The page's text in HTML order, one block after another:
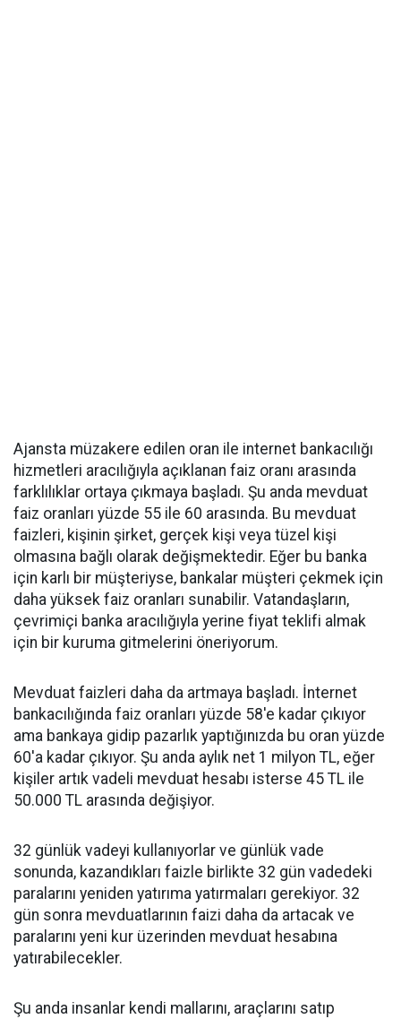
Ajansta müzakere edilen oran ile internet bankacılığı
hizmetleri aracılığıyla açıklanan faiz oranı arasında
farklılıklar ortaya çıkmaya başladı. Şu anda mevduat
faiz oranları yüzde 55 ile 60 arasında. Bu mevduat
faizleri, kişinin şirket, gerçek kişi veya tüzel kişi
olmasına bağlı olarak değişmektedir. Eğer bu banka
için karlı bir müşteriyse, bankalar müşteri çekmek için
daha yüksek faiz oranları sunabilir. Vatandaşların,
çevrimiçi banka aracılığıyla yerine fiyat teklifi almak
için bir kuruma gitmelerini öneriyorum.
Mevduat faizleri daha da artmaya başladı. İnternet
bankacılığında faiz oranları yüzde 58'e kadar çıkıyor
ama bankaya gidip pazarlık yaptığınızda bu oran yüzde
60'a kadar çıkıyor. Şu anda aylık net 1 milyon TL, eğer
kişiler artık vadeli mevduat hesabı isterse 45 TL ile
50.000 TL arasında değişiyor.
32 günlük vadeyi kullanıyorlar ve günlük vade
sonunda, kazandıkları faizle birlikte 32 gün vadedeki
paralarını yeniden yatırıma yatırmaları gerekiyor. 32
gün sonra mevduatlarının faizi daha da artacak ve
paralarını yeni kur üzerinden mevduat hesabına
yatırabilecekler.
Şu anda insanlar kendi mallarını, araçlarını satıp